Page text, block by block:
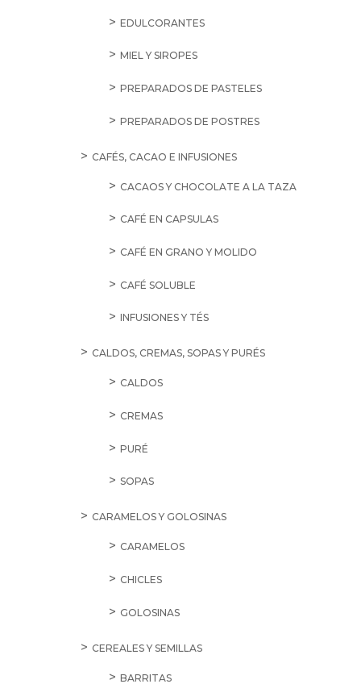
EDULCORANTES
MIEL Y SIROPES
PREPARADOS DE PASTELES
PREPARADOS DE POSTRES
CAFÉS, CACAO E INFUSIONES
CACAOS Y CHOCOLATE A LA TAZA
CAFÉ EN CAPSULAS
CAFÉ EN GRANO Y MOLIDO
CAFÉ SOLUBLE
INFUSIONES Y TÉS
CALDOS, CREMAS, SOPAS Y PURÉS
CALDOS
CREMAS
PURÉ
SOPAS
CARAMELOS Y GOLOSINAS
CARAMELOS
CHICLES
GOLOSINAS
CEREALES Y SEMILLAS
BARRITAS